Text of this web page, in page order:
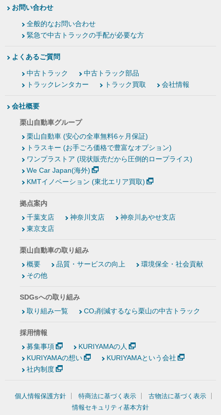
お問い合わせ
全般的なお問い合わせ
緊急で中古トラックの手配が必要な方
よくあるご質問
中古トラック
中古トラック部品
トラックレンタカー
トラック買取 会社情報
会社概要
栗山自動車グループ
栗山自動車 (安心の全車無料6ヶ月保証)
トラスキー (お手ごろ価格で豊富なオプション)
ワンプラストア (現状販売だから圧倒的ロープライス)
We Car Japan(海外)
KMTイノベーション (東北エリア買取)
拠点案内
千葉支店
神奈川支店
神奈川あやせ支店
東京支店
栗山自動車の取り組み
概要
品質・サービスの向上
環境保全・社会貢献
その他
SDGsへの取り組み
取り組み一覧
CO₂削減するなら栗山の中古トラック
採用情報
募集事項
KURIYAMAの人
KURIYAMAの想い
KURIYAMAという会社
社内制度
個人情報保護方針 特商法に基づく表示
古物法に基づく表示
情報セキュリティ基本方針